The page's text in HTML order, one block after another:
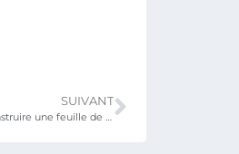
SUIVANT